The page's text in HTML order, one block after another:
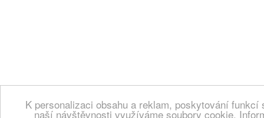
K personalizaci obsahu a reklam, poskytování
naší návštěvnosti využíváme soubory cookie.